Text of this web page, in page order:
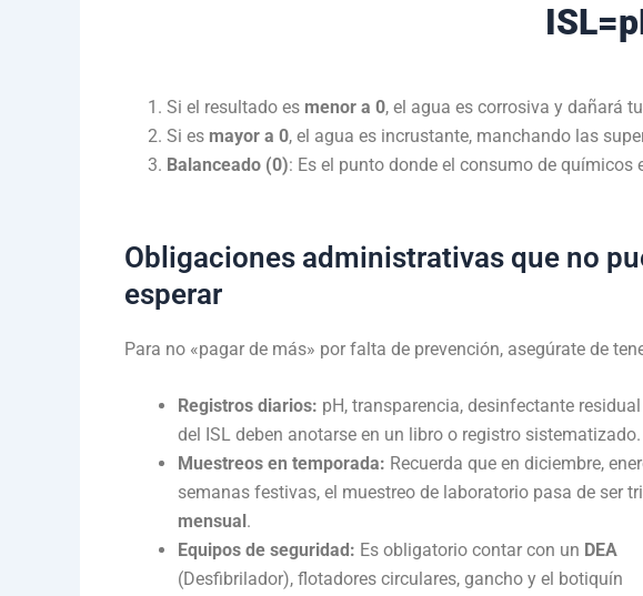
Si el resultado es menor a 0, el agua es corrosiva y dañará
Si es mayor a 0, el agua es incrustante, manchando las
Balanceado (0): Es el punto donde el consumo de químicos
Obligaciones administrativas que no
esperar
Para no «pagar de más» por falta de prevención, asegúrate de
Registros diarios: pH, transparencia, desinfectante
del ISL deben anotarse en un libro o registro sistematizado.
Muestreos en temporada: Recuerda que en diciembre,
semanas festivas, el muestreo de laboratorio pasa de ser
mensual .
Equipos de seguridad: Es obligatorio contar con un DEA
(Desfibrilador), flotadores circulares, gancho y el botiquín